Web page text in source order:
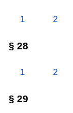
1 2
§ 28
1 2
§ 29